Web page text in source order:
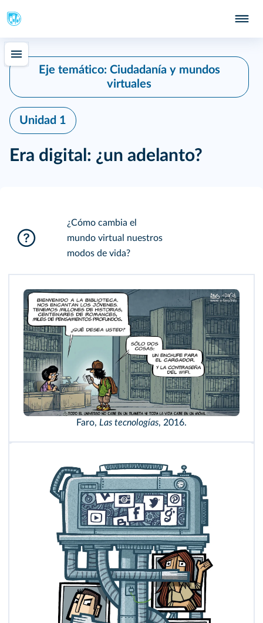
Eje temático: Ciudadanía y mundos
virtuales
Unidad 1
Era digital: ¿un adelanto?
¿Cómo cambia el
mundo virtual nuestros
modos de vida?
Faro, Las tecnologías, 2016.